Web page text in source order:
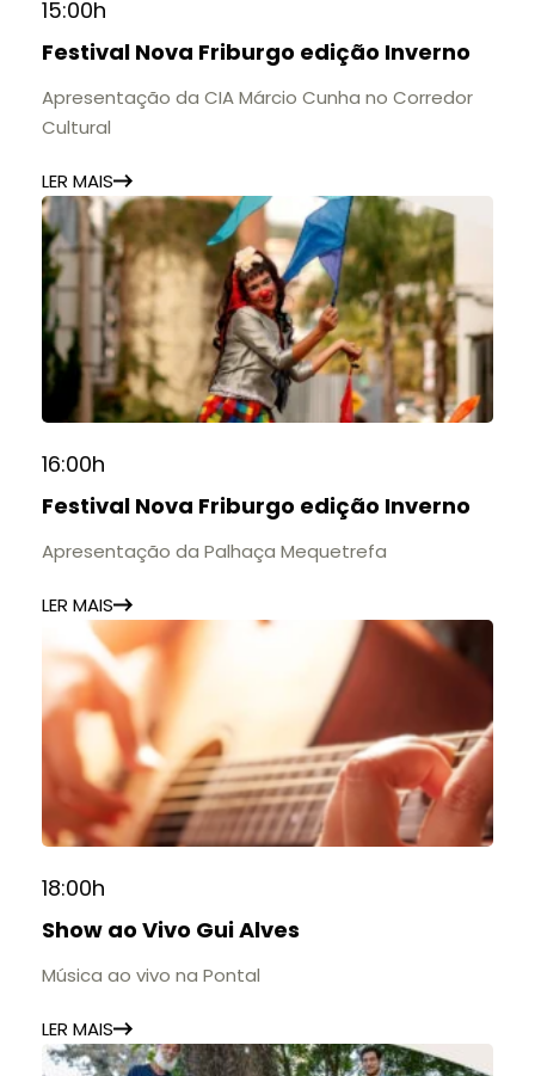
15:00h
Festival Nova Friburgo edição Inverno
Apresentação da CIA Márcio Cunha no Corredor
Cultural
LER MAIS
16:00h
Festival Nova Friburgo edição Inverno
Apresentação da Palhaça Mequetrefa
LER MAIS
18:00h
Show ao Vivo Gui Alves
Música ao vivo na Pontal
LER MAIS